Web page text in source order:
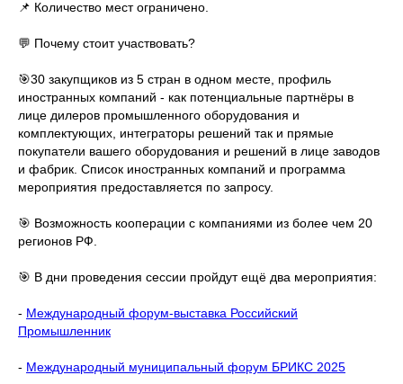
📌 Количество мест ограничено.
💬 Почему стоит участвовать?
🎯30 закупщиков из 5 стран в одном месте, профиль
иностранных компаний - как потенциальные партнёры в
лице дилеров промышленного оборудования и
комплектующих, интеграторы решений так и прямые
покупатели вашего оборудования и решений в лице заводов
и фабрик. Список иностранных компаний и программа
мероприятия предоставляется по запросу.
🎯 Возможность кооперации с компаниями из более чем 20
регионов РФ.
🎯 В дни проведения сессии пройдут ещё два мероприятия:
- Международный форум-выставка Российский
Промышленник
- Международный муниципальный форум БРИКС 2025